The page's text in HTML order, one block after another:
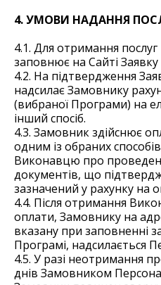
4. УМОВИ НАДАННЯ
4.1. Для отримання
заповнює на Сайті
4.2. На підтвердження
надсилає Замовнику
(вибраної Програми) на
інший спосіб.
4.3. Замовник здійснює
одним із обраних
Виконавцю про
документів, що
зазначений у рахунку на
4.4. Після отримання
оплати, Замовнику на
вказану при заповненні
Програмі, надсилається
4.5. У разі неотримання
днів Замовником